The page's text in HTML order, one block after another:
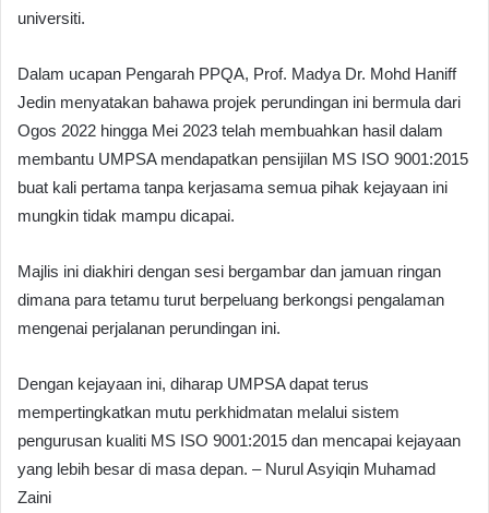
universiti.
Dalam ucapan Pengarah PPQA, Prof. Madya Dr. Mohd Haniff
Jedin menyatakan bahawa projek perundingan ini bermula dari
Ogos 2022 hingga Mei 2023 telah membuahkan hasil dalam
membantu UMPSA mendapatkan pensijilan MS ISO 9001:2015
buat kali pertama tanpa kerjasama semua pihak kejayaan ini
mungkin tidak mampu dicapai.
Majlis ini diakhiri dengan sesi bergambar dan jamuan ringan
dimana para tetamu turut berpeluang berkongsi pengalaman
mengenai perjalanan perundingan ini.
Dengan kejayaan ini, diharap UMPSA dapat terus
mempertingkatkan mutu perkhidmatan melalui sistem
pengurusan kualiti MS ISO 9001:2015 dan mencapai kejayaan
yang lebih besar di masa depan. – Nurul Asyiqin Muhamad
Zaini